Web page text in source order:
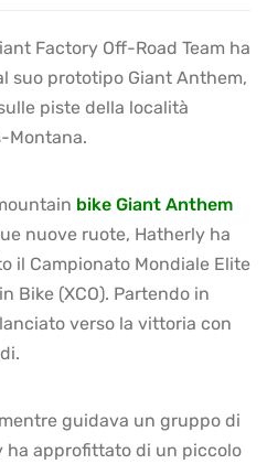
Factory Off-Road Team ha
suo prototipo Giant Anthem,
piste della località
Montana.
bike Giant Anthem
nuove ruote, Hatherly ha
il Campionato Mondiale Elite
Bike (XCO). Partendo in
verso la vittoria con
guidava un gruppo di
ha approfittato di un piccolo